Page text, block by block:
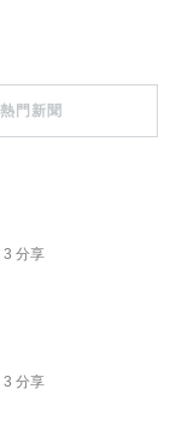
熱門新聞
3 分享
3 分享